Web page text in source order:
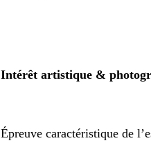
Intérêt artistique &
Épreuve caractéristique de